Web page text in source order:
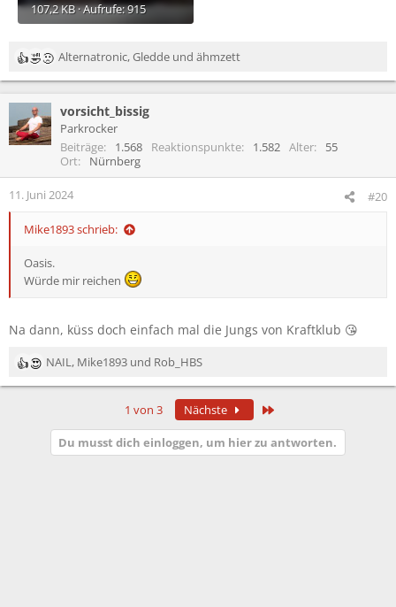
107,2 KB · Aufrufe: 915
R
e
t
i
n
e
Alternatronic,Gledde und ähmzett
vorsicht_bissig
Parkrocker
Beiträge
1.568 Reaktionspunkte 1.582 Alter
55
Ort
Nürnberg
11. Juni 2024 #20
Mike1893 schrieb:
Oasis.
Würde mir reichen
Na dann, küss doch einfach mal die Jungs von Kraftklub 😘
R
e
NAIL, Mike1893 und Rob_HBS
1 von 3 Nächste
Du musst dich einloggen, um hier zu antworten.